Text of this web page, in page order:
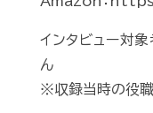
インタビュー対
ん
※収録当時の役職